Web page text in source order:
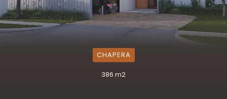
CHAPERA
386 m2